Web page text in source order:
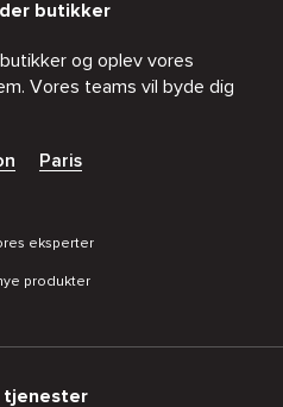
butikker
og oplev vores
Vores teams vil byde dig
Paris
eksperter
produkter
tjenester